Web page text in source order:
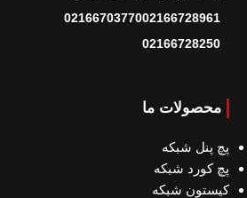
02166728961
02166728250
02166703770
محصولات ما
پچ پنل شبکه
پچ کورد شبکه
کیستون شبکه